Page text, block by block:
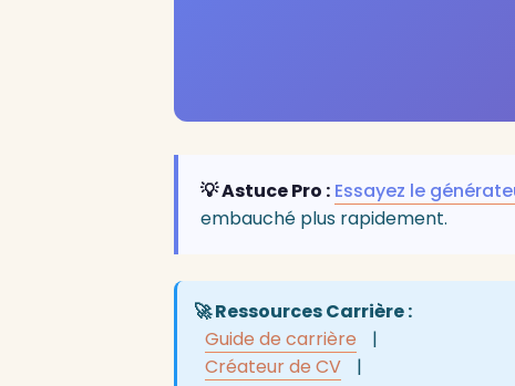
💡 Astuce Pro : Essayez le
embauché plus rapidement.
🚀 Ressources Carrière :
Guide de carrière
|
Créateur de CV
|